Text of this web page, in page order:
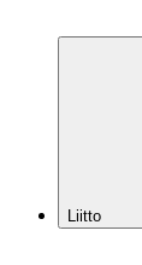
Liitto